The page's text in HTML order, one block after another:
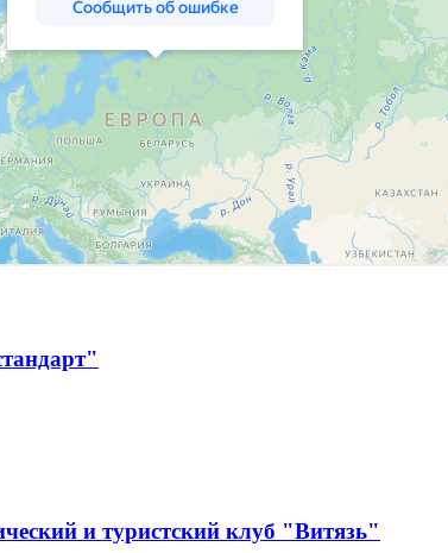
и туристский клуб "Витязь"